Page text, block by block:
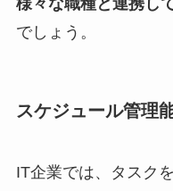
でしょう。
スケジュール管理
IT企業では、タスク